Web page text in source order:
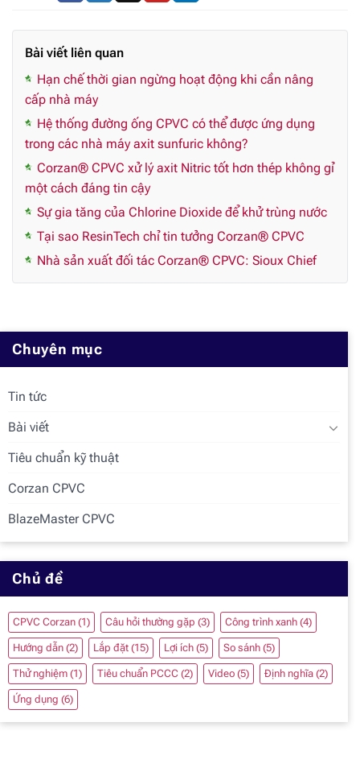
Bài viết liên quan
Hạn chế thời gian ngừng hoạt động khi cần nâng
cấp nhà máy
Hệ thống đường ống CPVC có thể được ứng dụng
trong các nhà máy axit sunfuric không?
Corzan® CPVC xử lý axit Nitric tốt hơn thép không gỉ
một cách đáng tin cậy
Sự gia tăng của Chlorine Dioxide để khử trùng nước
Tại sao ResinTech chỉ tin tưởng Corzan® CPVC
Nhà sản xuất đối tác Corzan® CPVC: Sioux Chief
Chuyên mục
Tin tức
Bài viết
Tiêu chuẩn kỹ thuật
Corzan CPVC
BlazeMaster CPVC
Chủ đề
CPVC Corzan (1) Câu hỏi thường gặp (3) Công trình xanh (4)
Hướng dẫn (2) Lắp đặt (15) Lợi ích (5) So sánh (5)
Thử nghiệm (1) Tiêu chuẩn PCCC (2) Video (5) Định nghĩa (2)
Ứng dụng (6)